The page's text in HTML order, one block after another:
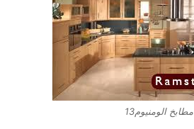
مطابخ الومنيوم13